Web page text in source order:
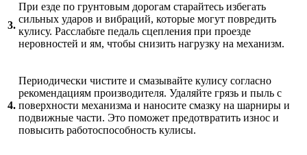
3.
При езде по грунтовым дорогам старайтесь избегать
сильных ударов и вибраций, которые могут повредить
кулису. Расслабьте педаль сцепления при проезде
неровностей и ям, чтобы снизить нагрузку на механизм.
4.
Периодически чистите и смазывайте кулису согласно
рекомендациям производителя. Удаляйте грязь и пыль с
поверхности механизма и наносите смазку на шарниры и
подвижные части. Это поможет предотвратить износ и
повысить работоспособность кулисы.